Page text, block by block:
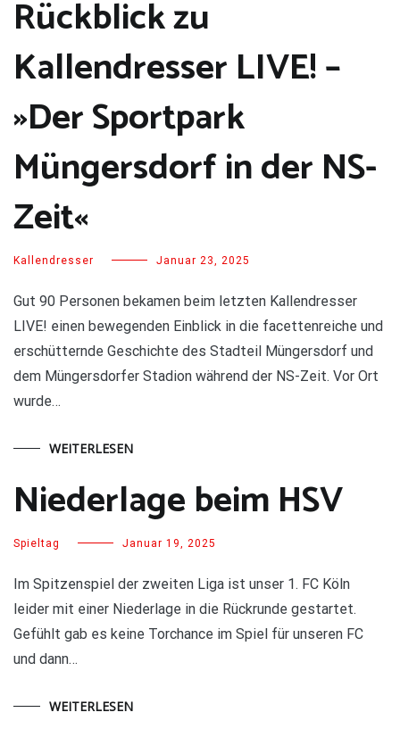
Rückblick zu
Kallendresser LIVE! –
»Der Sportpark
Müngersdorf in der NS-
Zeit«
Kallendresser Januar 23, 2025
Gut 90 Personen bekamen beim letzten Kallendresser
LIVE! einen bewegenden Einblick in die facettenreiche und
erschütternde Geschichte des Stadteil Müngersdorf und
dem Müngersdorfer Stadion während der NS-Zeit. Vor Ort
wurde…
WEITERLESEN
Niederlage beim HSV
Spieltag Januar 19, 2025
Im Spitzenspiel der zweiten Liga ist unser 1. FC Köln
leider mit einer Niederlage in die Rückrunde gestartet.
Gefühlt gab es keine Torchance im Spiel für unseren FC
und dann…
WEITERLESEN